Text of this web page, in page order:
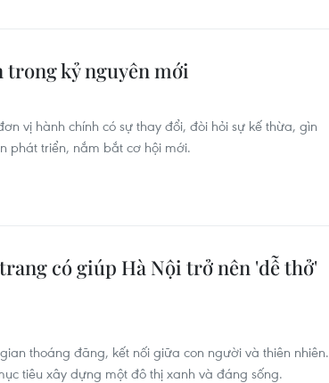
kỷ nguyên mới
vị hành chính có sự thay đổi, đòi hỏi sự kế thừa, gìn
phát triển, nắm bắt cơ hội mới.
có giúp Hà Nội trở nên 'dễ thở'
thoáng đãng, kết nối giữa con người và thiên nhiên.
tiêu xây dựng một đô thị xanh và đáng sống.